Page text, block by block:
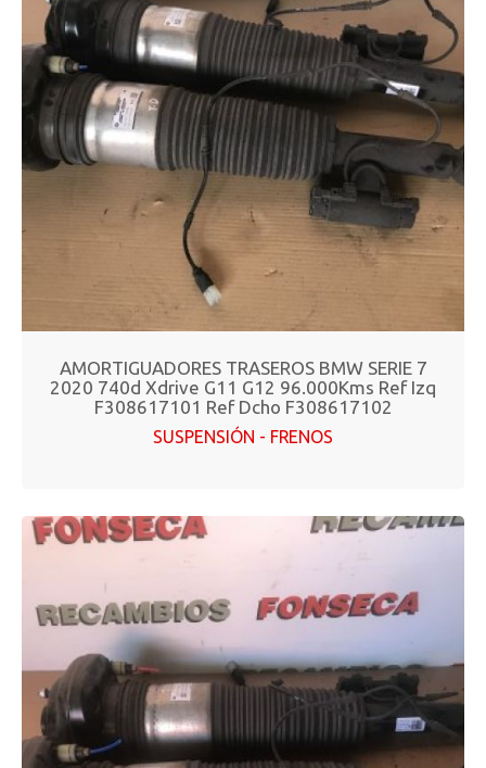
AMORTIGUADORES TRASEROS BMW SERIE 7
2020 740d Xdrive G11 G12 96.000Kms Ref Izq
F308617101 Ref Dcho F308617102
SUSPENSIÓN - FRENOS